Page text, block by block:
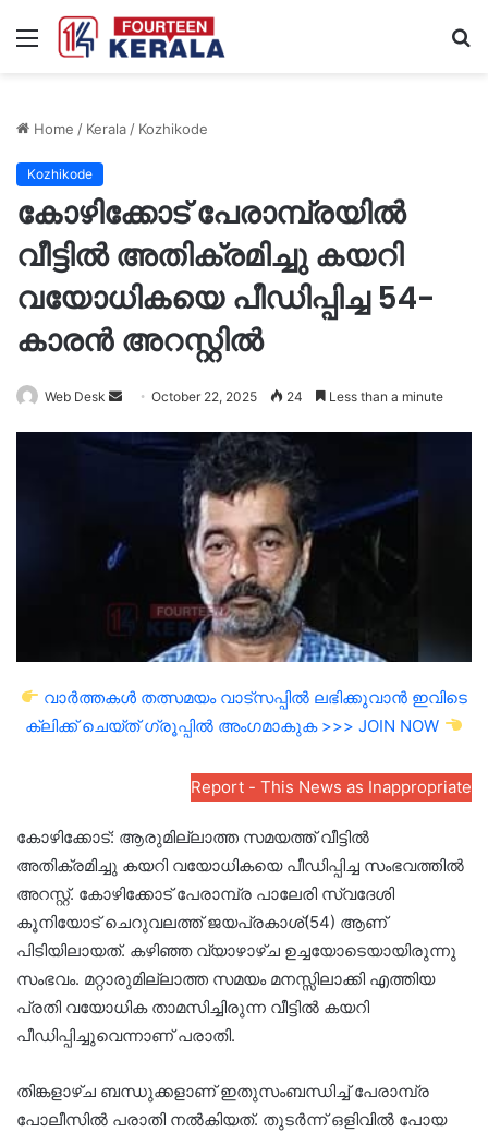
Menu
Home / Kerala/ Kozhikode
Kozhikode
കോഴിക്കോട് പേരാമ്പ്രയിൽ
വീട്ടില്‍ അതിക്രമിച്ചു കയറി
വയോധികയെ പീഡിപ്പിച്ച 54-
കാരൻ അറസ്റ്റിൽ
Web Desk
Send
email
October 22, 2025 24 Less than a minute
വാർത്തകൾ തത്സമയം വാട്സപ്പിൽ ലഭിക്കുവാൻ ഇവിടെ
ക്ലിക്ക് ചെയ്ത് ഗ്രൂപ്പിൽ അംഗമാകുക >>> JOIN NOW
Report - This News as Inappropriate
കോഴിക്കോട്: ആരുമില്ലാത്ത സമയത്ത് വീട്ടില്‍
അതിക്രമിച്ചു കയറി വയോധികയെ പീഡിപ്പിച്ച സംഭവത്തില്‍
അറസ്റ്റ്. കോഴിക്കോട് പേരാമ്പ്ര പാലേരി സ്വദേശി
കൂനിയോട് ചെറുവലത്ത് ജയപ്രകാശ്(54) ആണ്
പിടിയിലായത്. കഴിഞ്ഞ വ്യാഴാഴ്ച ഉച്ചയോടെയായിരുന്നു
സംഭവം. മറ്റാരുമില്ലാത്ത സമയം മനസ്സിലാക്കി എത്തിയ
പ്രതി വയോധിക താമസിച്ചിരുന്ന വീട്ടില്‍ കയറി
പീഡിപ്പിച്ചുവെന്നാണ് പരാതി.
തിങ്കളാഴ്ച ബന്ധുക്കളാണ് ഇതുസംബന്ധിച്ച് പേരാമ്പ്ര
പോലീസില്‍ പരാതി നല്‍കിയത്. തുടര്‍ന്ന് ഒളിവില്‍ പോയ